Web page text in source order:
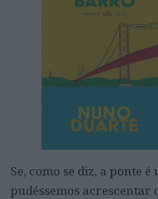
Se, como se diz, a ponte
pudéssemos acrescentar